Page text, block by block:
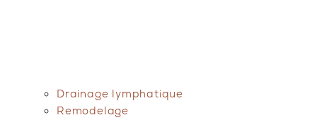
Drainage lymphatique
Remodelage